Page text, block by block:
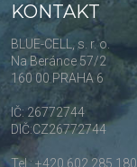
KONTAKT
BLUE-CELL, s. r. o.
Na Beránce 57/2
160 00 PRAHA 6
IČ: 26772744
DIČ:CZ26772744
Tel.: +420 602 285 180